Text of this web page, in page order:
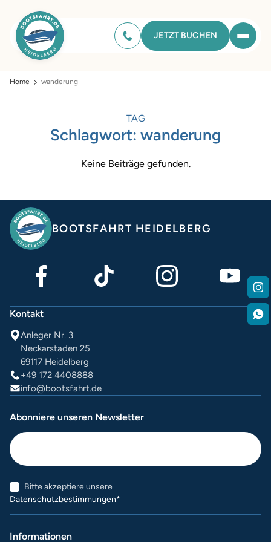
JETZT BUCHEN
Home wanderung
TAG
Schlagwort: wanderung
Keine Beiträge gefunden.
BOOTSFAHRT HEIDELBERG
Kontakt
Anleger Nr. 3
Neckarstaden 25
69117 Heidelberg
+49 172 4408888
info@bootsfahrt.de
Abonniere unseren Newsletter
Bitte akzeptiere unsere
Datenschutzbestimmungen*
Informationen